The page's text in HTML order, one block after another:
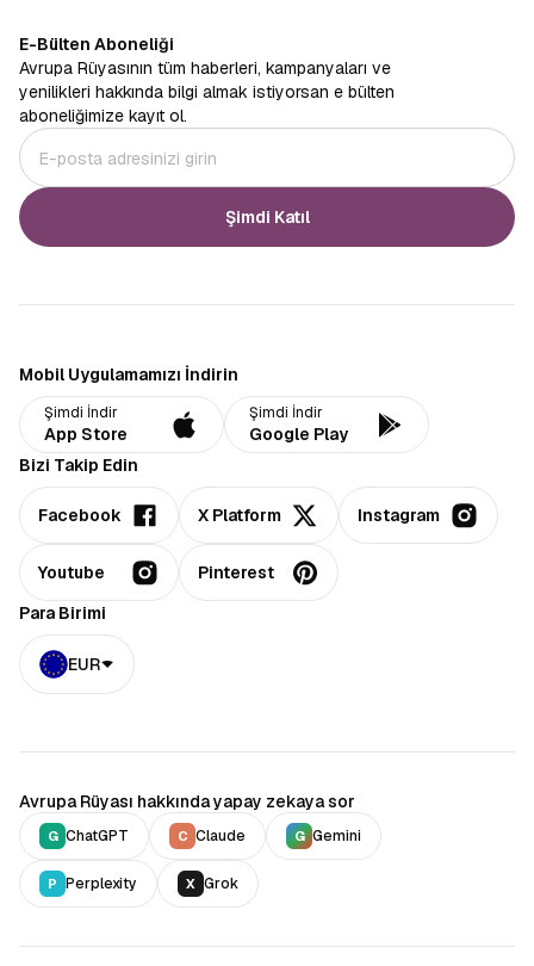
E-Bülten Aboneliği
Avrupa Rüyasının tüm haberleri, kampanyaları ve
yenilikleri hakkında bilgi almak istiyorsan e bülten
aboneliğimize kayıt ol.
Şimdi Katıl
Mobil Uygulamamızı İndirin
Şimdi İndir
App Store
Şimdi İndir
Google Play
Bizi Takip Edin
Facebook X Platform Instagram
Youtube
Pinterest
Para Birimi
EUR
Avrupa Rüyası hakkında yapay zekaya sor
G ChatGPT C Claude G Gemini
P Perplexity X Grok